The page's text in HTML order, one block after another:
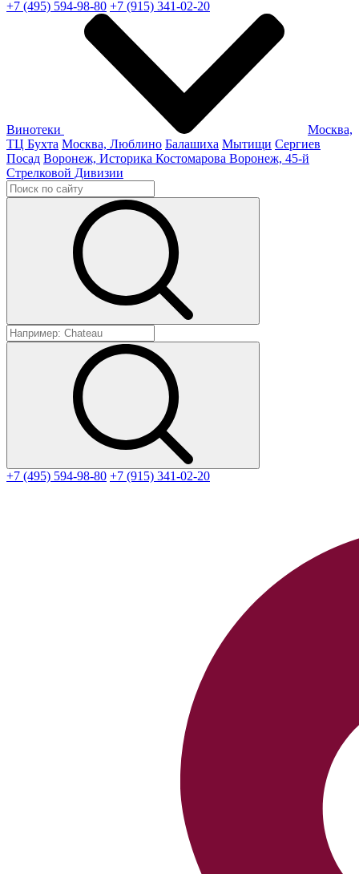
+7 (495) 594-98-80 +7 (915) 341-02-20
Винотеки
Москва,
ТЦ Бухта Москва, Люблино Балашиха Мытищи Сергиев
Посад Воронеж, Историка Костомарова Воронеж, 45-й
Стрелковой Дивизии
+7 (495) 594-98-80 +7 (915) 341-02-20